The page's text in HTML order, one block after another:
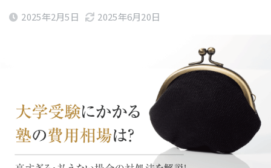
2025年2月5日 2025年6月20日